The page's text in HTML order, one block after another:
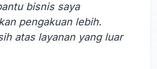
bisnis saya
pengakuan lebih.
atas layanan yang luar